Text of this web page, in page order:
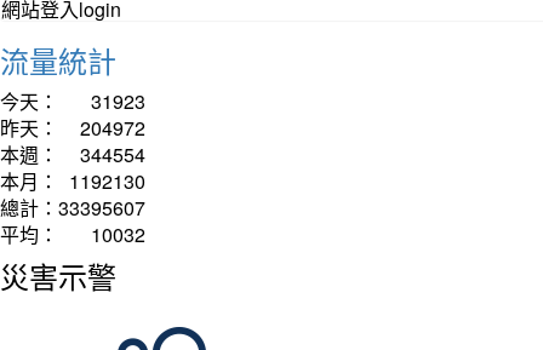
網站登入login
流量統計
今天：
31923
昨天：
204972
本週：
344554
本月：
1192130
總計： 33395607
平均：
10032
災害示警